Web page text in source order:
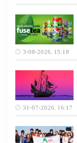
3-08-2026, 15:18
31-07-2026, 16:17